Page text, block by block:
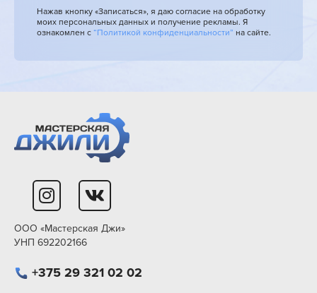
Нажав кнопку «Записаться», я даю согласие на обработку
моих персональных данных и получение рекламы. Я
ознакомлен с “Политикой конфиденциальности” на сайте.
ООО «Мастерская Джи»
УНП 692202166
+375 29 321 02 02